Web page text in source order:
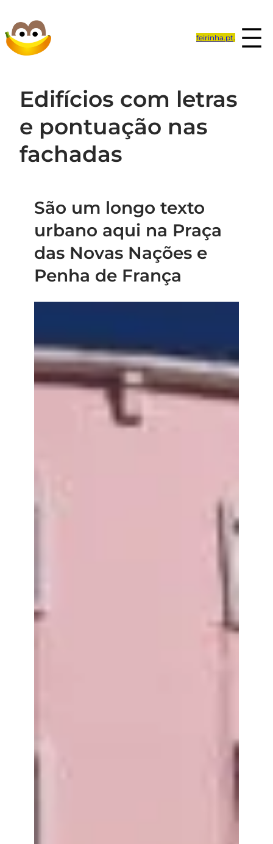
para
o
feirinha.pt.
Edifícios com letras
e pontuação nas
fachadas
São um longo texto
urbano aqui na Praça
das Novas Nações e
Penha de França